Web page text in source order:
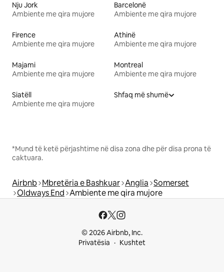
Nju Jork
Ambiente me qira mujore
Barcelonë
Ambiente me qira mujore
Firence
Ambiente me qira mujore
Athinë
Ambiente me qira mujore
Majami
Ambiente me qira mujore
Montreal
Ambiente me qira mujore
Siatëll
Ambiente me qira mujore
Shfaq më shumë
*Mund të ketë përjashtime në disa zona dhe për disa prona të
caktuara.
Airbnb Mbretëria e Bashkuar Anglia Somerset
Oldways End Ambiente me qira mujore
© 2026 Airbnb, Inc.
Privatësia
Kushtet